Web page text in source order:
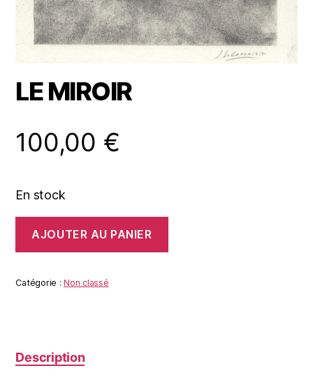
LE MIROIR
100,00 €
En stock
LE
AJOUTER AU PANIER
Catégorie :Non classé
Description